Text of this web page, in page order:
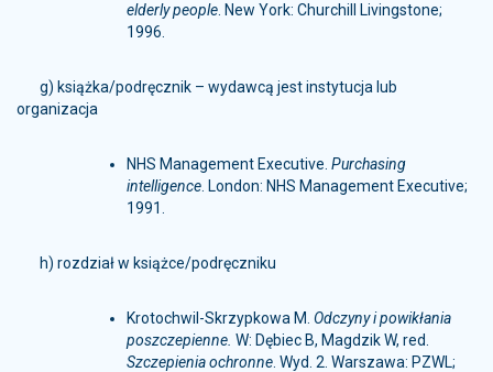
elderly people . New York: Churchill Livingstone;
1996.
g) książka/podręcznik – wydawcą jest instytucja lub
organizacja
NHS Management Executive. Purchasing
intelligence . London: NHS Management Executive;
1991.
h) rozdział w książce/podręczniku
Krotochwil-Skrzypkowa M. Odczyny i powikłania
poszczepienne. W: Dębiec B, Magdzik W, red.
Szczepienia ochronne . Wyd. 2. Warszawa: PZWL;